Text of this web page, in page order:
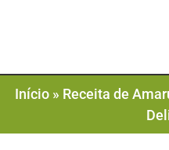
Início» Receita de